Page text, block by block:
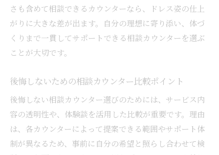
さも含めて相談できるカウンターなら、ドレス姿の仕上
がりに大きな差が出ます。自分の理想に寄り添い、体づ
くりまで一貫してサポートできる相談カウンターを選ぶ
ことが大切です。
後悔しないための相談カウンター比較ポイント
後悔しない相談カウンター選びのためには、サービス内
容の透明性や、体験談を活用した比較が重要です。理由
は、各カウンターによって提案できる範囲やサポート体
制が異なるため、事前に自分の希望と照らし合わせて検